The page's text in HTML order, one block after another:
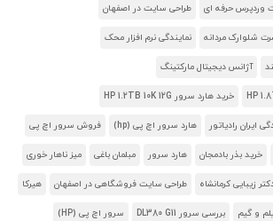
وردپرس حرفه ای طراحی سایت در اصفهان
شلوارک مردانه نمایندگی نرم افزار محک
آژانس دیجیتال مارکتینگ
خرید هارد سرور HP 1.2TB 10K 12G
ایران رادیاتور هارد سرور اچ پی (hp) فروش سرور اچ پی
خرید بذر بادمجان هارد سرور مبلمان باغی میز ناهار خوری
زیبایی کرمانشاه طراحی سایت فروشگاهی در اصفهان هیرکا
و گیم بررسی سرور DL380 G11 سرور اچ پی (HP)